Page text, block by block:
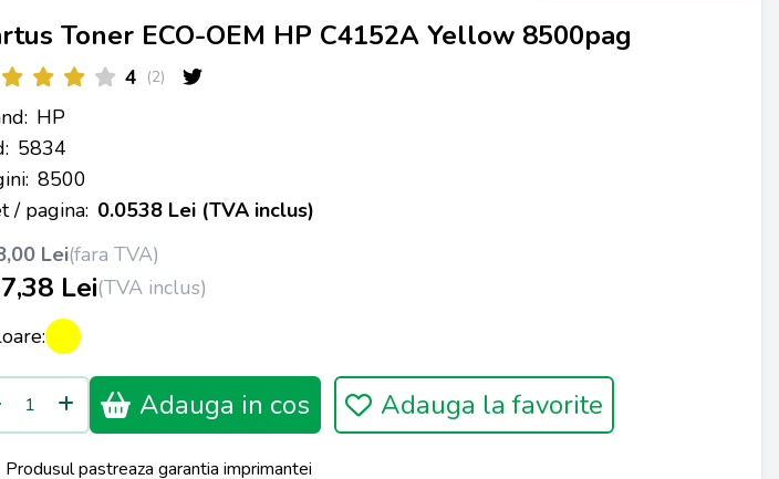
Toner ECO-OEM HP C4152A Yellow 8500pag
4 (2)
HP
5834
8500
/ pagina: 0.0538 Lei (TVA inclus)
Lei(fara TVA)
Lei(TVA inclus)
Adauga in cos Adauga la favorite
Produsul pastreaza garantia imprimantei